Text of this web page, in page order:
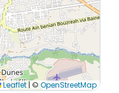
Leaflet | ©OpenStreetMap